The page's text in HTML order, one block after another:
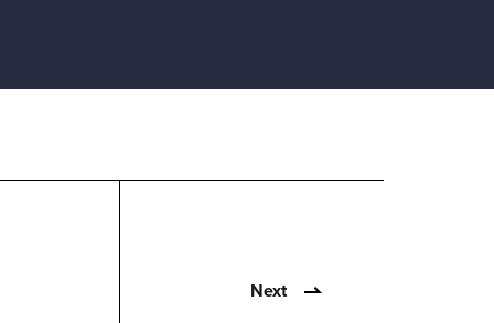
Next